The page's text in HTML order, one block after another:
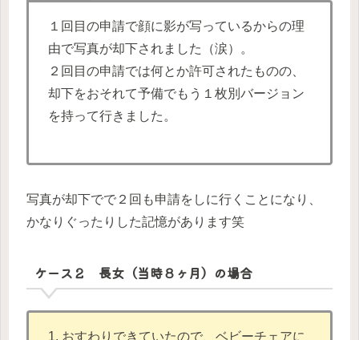
１回目の申請で顔に影が写っているからの理
由で写真が却下されました（涙）。
２回目の申請では何とか許可されたものの、
却下をおそれて予備でもう１枚別バージョン
を持って行きました。
写真が却下でで２回も申請をしに行くことになり、
かなりぐったりした記憶があります笑
ケース２ 長女（当時８ヶ月）の場合
1. おすわりできていたので、ベビーチェアに